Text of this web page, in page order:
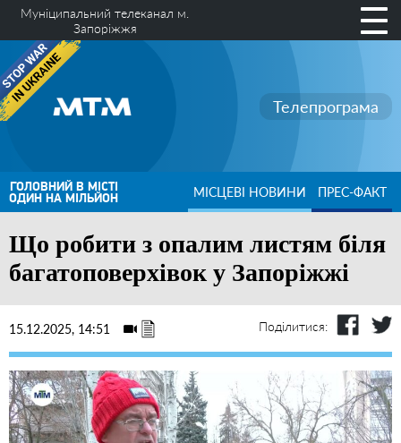
Муніципальний телеканал м.
Запоріжжя
Телепрограма
ГОЛОВНИЙ В МІСТІ
ОДИН НА МІЛЬЙОН МІСЦЕВІ НОВИНИ ПРЕС-ФАКТ
Що робити з опалим листям біля
багатоповерхівок у Запоріжжі
15.12.2025, 14:51 Поділитися: